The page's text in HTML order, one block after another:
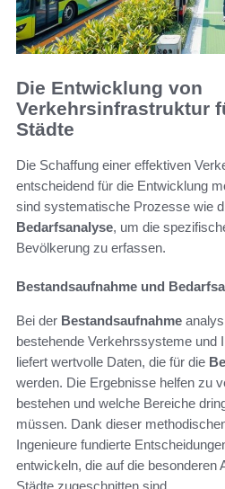
Die Entwicklung von
Verkehrsinfrastruktur
Städte
Die Schaffung einer effektiven
entscheidend für die Entwicklung
sind systematische Prozesse wie
Bedarfsanalyse, um die
Bevölkerung zu erfassen.
Bestandsaufnahme und
Bei der Bestandsaufnahme
bestehende Verkehrssysteme und
liefert wertvolle Daten, die für die
werden. Die Ergebnisse helfen zu
bestehen und welche Bereiche
müssen. Dank dieser
Ingenieure fundierte
entwickeln, die auf die besonderen